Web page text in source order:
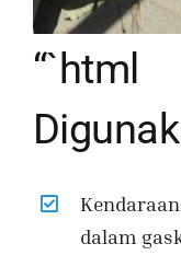
“`html
dalam